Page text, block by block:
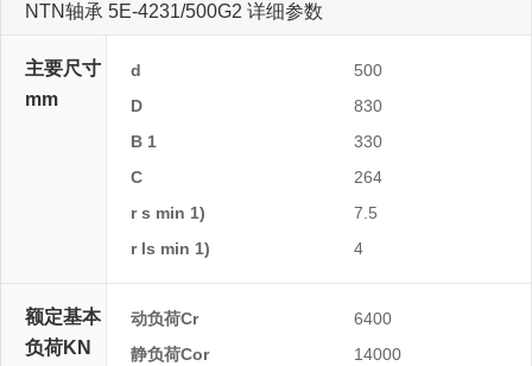
NTN轴承 5E-4231/500G2 详细参数
主要尺寸
mm
d
500
D
830
B 1
330
C
264
r s min 1)
7.5
r ls min 1)
4
额定基本
负荷KN
动负荷Cr
6400
静负荷Cor
14000